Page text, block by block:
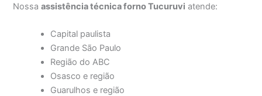
Nossaassistência técnica forno Tucuruvi atende:
Capital paulista
Grande São Paulo
Região do ABC
Osasco e região
Guarulhos e região